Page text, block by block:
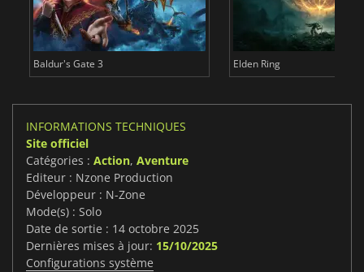
Baldur's Gate 3 Elden Ring
INFORMATIONS TECHNIQUES
Site officiel
Catégories : Action, Aventure
Editeur : Nzone Production
Développeur : N-Zone
Mode(s) : Solo
Date de sortie : 14 octobre 2025
Dernières mises à jour: 15/10/2025
Configurations système